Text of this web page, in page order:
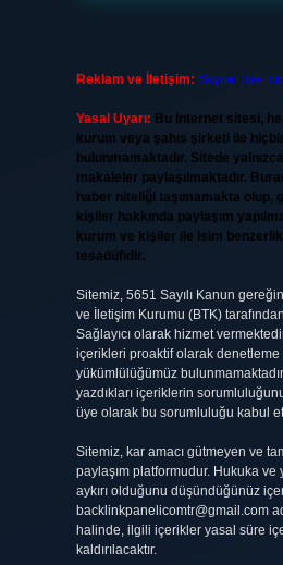
Reklam ve İletişim: Skype:
Yasal Uyarı: Bu internet sitesi,
kurum veya şahıs şirketi ile hiçbir
bulunmamaktadır. Sitede yalnızca
makaleler paylaşılmaktadır.
haber niteliği taşımamakta olup,
kişiler hakkında paylaşım
kurum ve kişiler ile isim
tesadüfidir.
Sitemiz, 5651 Sayılı Kanun
ve İletişim Kurumu (BTK)
Sağlayıcı olarak hizmet
içerikleri proaktif olarak denetleme
yükümlülüğümüz
yazdıkları içeriklerin
üye olarak bu sorumluluğu kabul
Sitemiz, kar amacı gütmeyen ve
paylaşım platformudur. Hukuka
aykırı olduğunu düşündüğünüz
backlinkpanelicomtr@gmail.com
halinde, ilgili içerikler yasal süre
kaldırılacaktır.